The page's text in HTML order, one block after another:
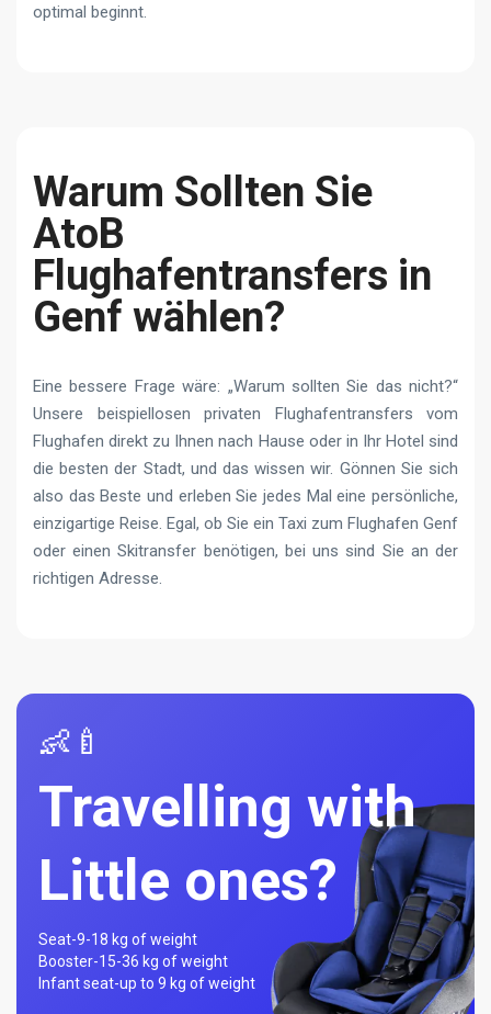
optimal beginnt.
Warum Sollten Sie
AtoB
Flughafentransfers in
Genf wählen?
Eine bessere Frage wäre: „Warum sollten Sie das nicht?“
Unsere beispiellosen privaten Flughafentransfers vom
Flughafen direkt zu Ihnen nach Hause oder in Ihr Hotel sind
die besten der Stadt, und das wissen wir. Gönnen Sie sich
also das Beste und erleben Sie jedes Mal eine persönliche,
einzigartige Reise. Egal, ob Sie ein Taxi zum Flughafen Genf
oder einen Skitransfer benötigen, bei uns sind Sie an der
richtigen Adresse.
👶🍼
Travelling with
Little ones?
Seat-9-18 kg of weight
Booster-15-36 kg of weight
Infant seat-up to 9 kg of weight